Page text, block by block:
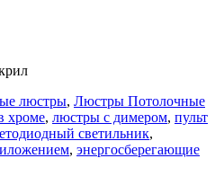
люстры, Люстры Потолочные
хроме, люстры с димером, пульт
светильник,
, энергосберегающие